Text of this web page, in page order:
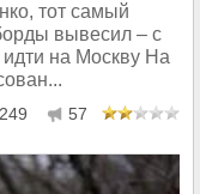
тот самый
вывесил – с
на Москву На
57